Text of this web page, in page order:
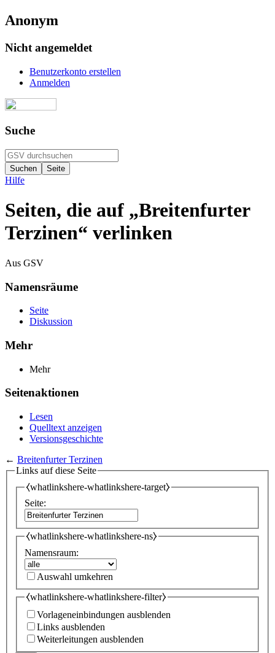
Anonym
Nicht angemeldet
Benutzerkonto erstellen
Anmelden
Suche
Hilfe
Seiten, die auf „Breitenfurter
Terzinen“ verlinken
Aus GSV
Namensräume
Seite
Diskussion
Mehr
Mehr
Seitenaktionen
Lesen
Quelltext anzeigen
Versionsgeschichte
← Breitenfurter Terzinen
Links auf diese Seite
⧼whatlinkshere-whatlinkshere-target⧽
Seite:
⧼whatlinkshere-whatlinkshere-ns⧽
Namensraum:
Auswahl umkehren
⧼whatlinkshere-whatlinkshere-filter⧽
Vorlageneinbindungen ausblenden
Links ausblenden
Weiterleitungen ausblenden